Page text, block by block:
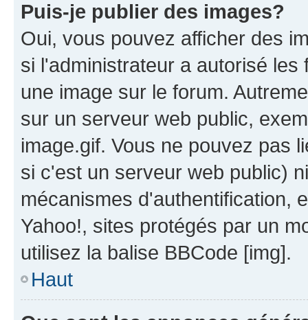
Puis-je publier des images?
Oui, vous pouvez afficher des
si l'administrateur a autorisé
une image sur le forum.
sur un serveur web public,
image.gif. Vous ne pouvez pas
si c'est un serveur web public)
mécanismes d'authentification,
Yahoo!, sites protégés par un
utilisez la balise BBCode [img].
Haut